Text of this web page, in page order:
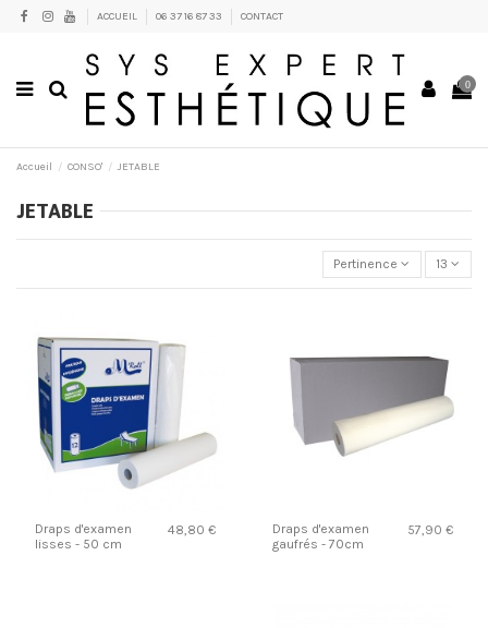
ACCUEIL 06 37 16 87 33 CONTACT
0
Accueil CONSO' JETABLE
JETABLE
Pertinence 13
Draps d'examen
lisses - 50 cm
48,80 €
Draps d'examen
gaufrés - 70cm
57,90 €